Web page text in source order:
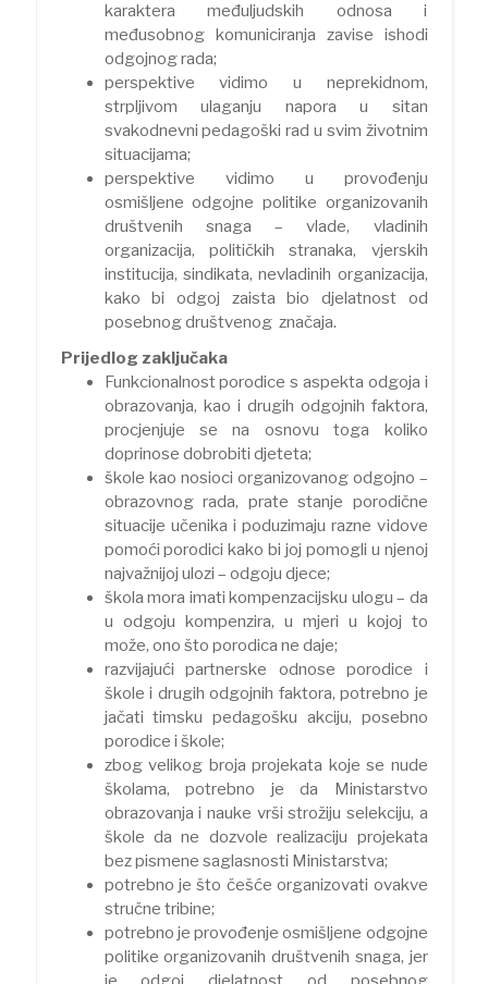
karaktera međuljudskih odnosa i
međusobnog komuniciranja zavise ishodi
odgojnog rada;
perspektive vidimo u neprekidnom,
strpljivom ulaganju napora u sitan
svakodnevni pedagoški rad u svim životnim
situacijama;
perspektive vidimo u provođenju
osmišljene odgojne politike organizovanih
društvenih snaga – vlade, vladinih
organizacija, političkih stranaka, vjerskih
institucija, sindikata, nevladinih organizacija,
kako bi odgoj zaista bio djelatnost od
posebnog društvenog značaja.
Prijedlog zaključaka
Funkcionalnost porodice s aspekta odgoja i
obrazovanja, kao i drugih odgojnih faktora,
procjenjuje se na osnovu toga koliko
doprinose dobrobiti djeteta;
škole kao nosioci organizovanog odgojno –
obrazovnog rada, prate stanje porodične
situacije učenika i poduzimaju razne vidove
pomoći porodici kako bi joj pomogli u njenoj
najvažnijoj ulozi – odgoju djece;
škola mora imati kompenzacijsku ulogu – da
u odgoju kompenzira, u mjeri u kojoj to
može, ono što porodica ne daje;
razvijajući partnerske odnose porodice i
škole i drugih odgojnih faktora, potrebno je
jačati timsku pedagošku akciju, posebno
porodice i škole;
zbog velikog broja projekata koje se nude
školama, potrebno je da Ministarstvo
obrazovanja i nauke vrši strožiju selekciju, a
škole da ne dozvole realizaciju projekata
bez pismene saglasnosti Ministarstva;
potrebno je što češće organizovati ovakve
stručne tribine;
potrebno je provođenje osmišljene odgojne
politike organizovanih društvenih snaga, jer